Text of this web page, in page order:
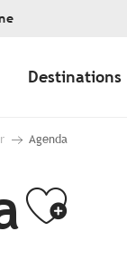
Destinations
Agenda